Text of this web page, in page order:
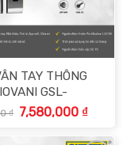
TAY THÔNG
GSL-
₫ Giá
gốc
9,480,000 ₫.
7,580,000 ₫Giá
là: